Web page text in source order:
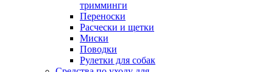
тримминги
Переноски
Расчески и щетки
Миски
Поводки
Рулетки для собак